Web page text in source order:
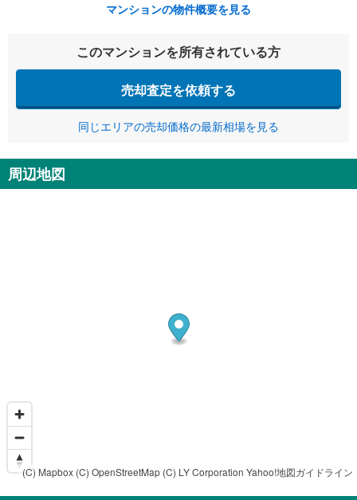
マンションの物件概要を見る
このマンションを所有されている方
売却査定を依頼する
同じエリアの売却価格の最新相場を見る
周辺地図
(C) Mapbox (C) OpenStreetMap (C) LY Corporation Yahoo!地図ガイドライン